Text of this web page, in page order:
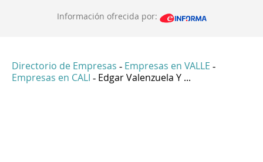
Información ofrecida por:
Directorio de Empresas - Empresas en VALLE -
Empresas en CALI - Edgar Valenzuela Y ...